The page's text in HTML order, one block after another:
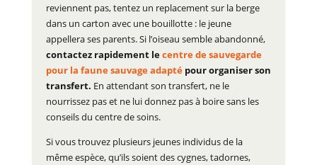
reviennent pas, tentez un replacement sur la berge
dans un carton avec une bouillotte : le jeune
appellera ses parents. Si l’oiseau semble abandonné,
contactez rapidement lecentre de sauvegarde
pour la faune sauvage adaptépour organiser son
transfert. En attendant son transfert, ne le
nourrissez pas et ne lui donnez pas à boire sans les
conseils du centre de soins.
Si vous trouvez plusieurs jeunes individus de la
même espèce, qu’ils soient des cygnes, tadornes,